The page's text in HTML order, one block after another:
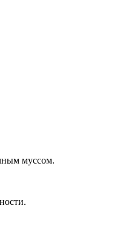
муссом.